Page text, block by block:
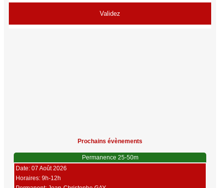
Prochains évènements
Permanence 25-50m
Date: 07 Août 2026
Horaires: 9h-12h